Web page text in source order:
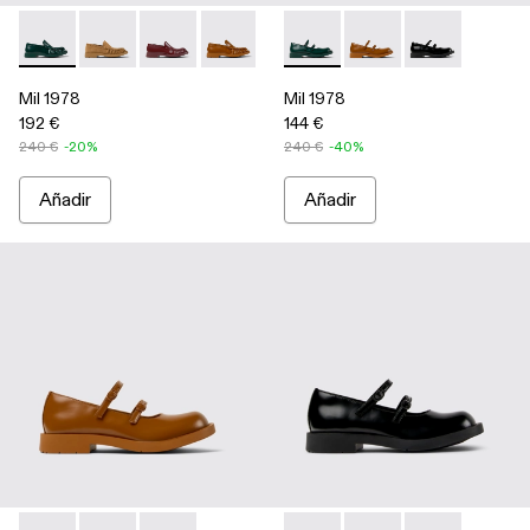
Mil 1978 - A500039-002 - Mocasines de piel verdes
Mil 1978 - A500039-006 - Brown
Mil 1978 - A500039-005 - Burgundy
Mil 1978 - A500039-003 - Mocasines
Mil 1978 - A500039-001 -
Mil 1978
192 €
240 € -20%
Añadir
Mil 1978 - A500033-003 -
Mil 1978 - A500033-
Mil 1978 -
Mil 1978
144 €
240 € -40%
Añadir